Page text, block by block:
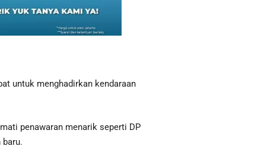
untuk menghadirkan kendaraan
penawaran menarik seperti DP